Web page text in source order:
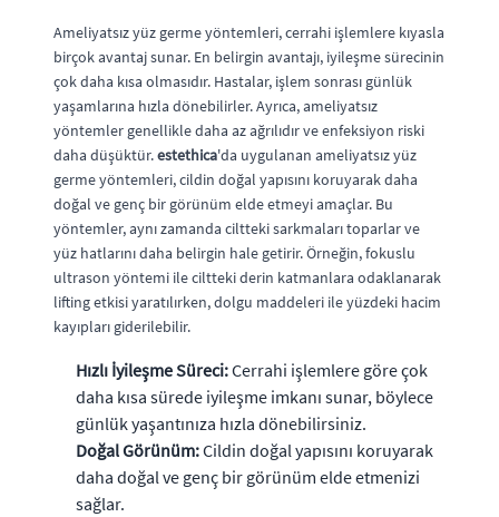
Ameliyatsız yüz germe yöntemleri, cerrahi işlemlere kıyasla
birçok avantaj sunar. En belirgin avantajı, iyileşme sürecinin
çok daha kısa olmasıdır. Hastalar, işlem sonrası günlük
yaşamlarına hızla dönebilirler. Ayrıca, ameliyatsız
yöntemler genellikle daha az ağrılıdır ve enfeksiyon riski
daha düşüktür.estethica'da uygulanan ameliyatsız yüz
germe yöntemleri, cildin doğal yapısını koruyarak daha
doğal ve genç bir görünüm elde etmeyi amaçlar. Bu
yöntemler, aynı zamanda ciltteki sarkmaları toparlar ve
yüz hatlarını daha belirgin hale getirir. Örneğin, fokuslu
ultrason yöntemi ile ciltteki derin katmanlara odaklanarak
lifting etkisi yaratılırken, dolgu maddeleri ile yüzdeki hacim
kayıpları giderilebilir.
Hızlı İyileşme Süreci:Cerrahi işlemlere göre çok
daha kısa sürede iyileşme imkanı sunar, böylece
günlük yaşantınıza hızla dönebilirsiniz.
Doğal Görünüm:Cildin doğal yapısını koruyarak
daha doğal ve genç bir görünüm elde etmenizi
sağlar.